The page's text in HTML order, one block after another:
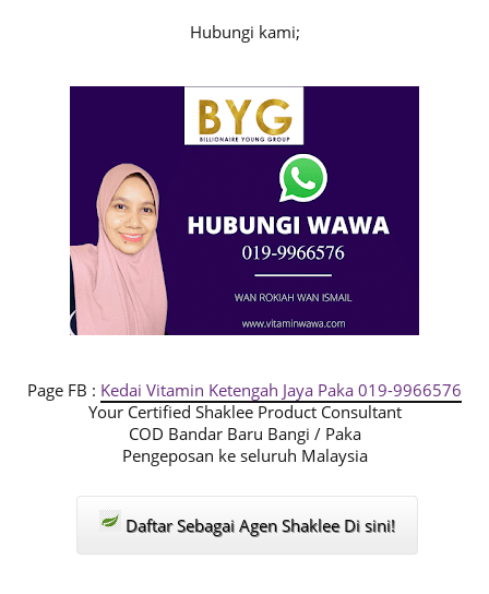
Hubungi kami;
Page FB : Kedai Vitamin Ketengah Jaya Paka 019-9966576
Your Certified Shaklee Product Consultant
COD Bandar Baru Bangi / Paka
Pengeposan ke seluruh Malaysia
Daftar Sebagai Agen Shaklee Di sini!